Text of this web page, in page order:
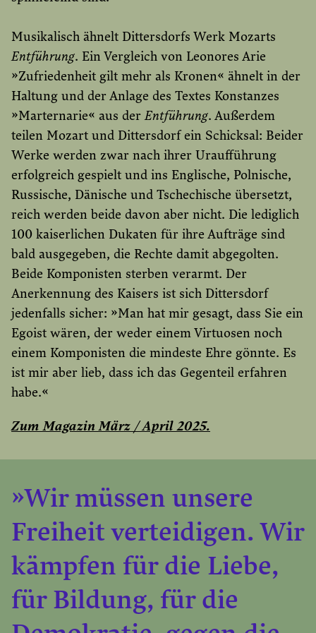
Musikalisch ähnelt Dittersdorfs Werk Mozarts
Entführung. Ein Vergleich von Leonores Arie
»Zufriedenheit gilt mehr als Kronen« ähnelt in der
Haltung und der Anlage des Textes Konstanzes
»Marternarie« aus derEntführung. Außerdem
teilen Mozart und Dittersdorf ein Schicksal: Beider
Werke werden zwar nach ihrer Uraufführung
erfolgreich gespielt und ins Englische, Polnische,
Russische, Dänische und Tschechische übersetzt,
reich werden beide davon aber nicht. Die lediglich
100 kaiserlichen Dukaten für ihre Aufträge sind
bald ausgegeben, die Rechte damit abgegolten.
Beide Komponisten sterben verarmt. Der
Anerkennung des Kaisers ist sich Dittersdorf
jedenfalls sicher: »Man hat mir gesagt, dass Sie ein
Egoist wären, der weder einem Virtuosen noch
einem Komponisten die mindeste Ehre gönnte. Es
ist mir aber lieb, dass ich das Gegenteil erfahren
habe.«
Zum Magazin März / April 2025.
»Wir müssen unsere
Freiheit verteidigen. Wir
kämpfen für die Liebe,
für Bildung, für die